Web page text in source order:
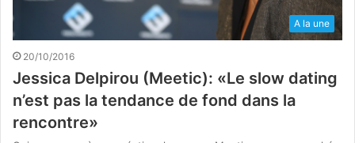
A la une
20/10/2016
Jessica Delpirou (Meetic): «Le slow dating
n’est pas la tendance de fond dans la
rencontre»